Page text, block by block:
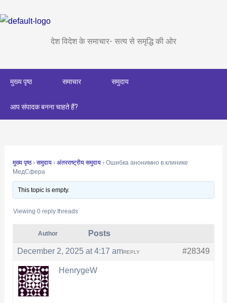
to
देश विदेश के समाचार- सत्य से समृद्धि की ओर
मुख्य पृष्ठ समाचार समुदाय
आप संपादक बनना चाहते हैं?
मुख्य पृष्ठ › समुदाय › अंतरराष्ट्रीय समुदाय › Ошибка анонимно в клинике
МедСфера
This topic is empty.
Viewing 0 reply threads
Author Posts
December 2, 2025 at 4:17 am #28349
REPLY
HenrygeW
navigation